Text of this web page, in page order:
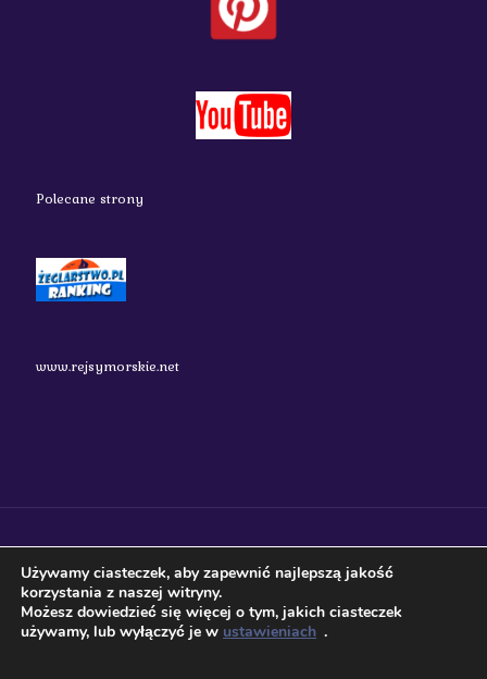
Polecane strony
www.rejsymorskie.net
nauticos.pl 2018 Wszystkie prawa zastrzeżone.
Używamy ciasteczek, aby zapewnić najlepszą jakość
korzystania z naszej witryny.
Możesz dowiedzieć się więcej o tym, jakich ciasteczek
używamy, lub wyłączyć je w ustawieniach .